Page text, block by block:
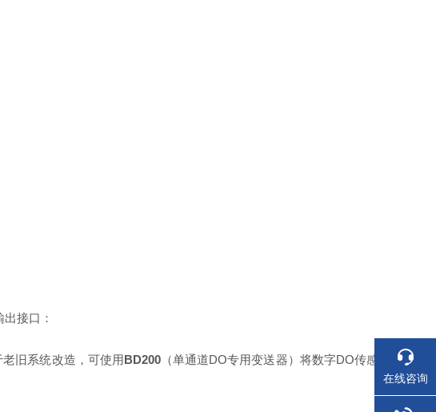
接口：
旧系统改造，可使用BD200（单通道DO专用变送器）将数字DO传感
在线咨询